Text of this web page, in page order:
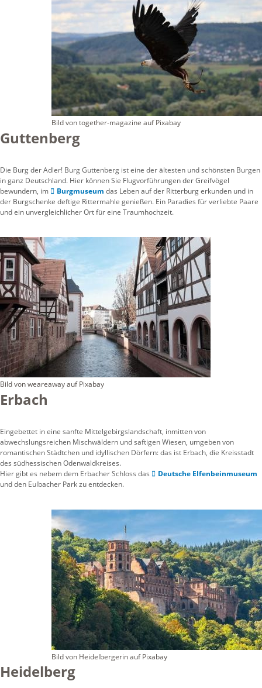
Bild von together-magazine auf Pixabay
Guttenberg
Die Burg der Adler! Burg Guttenberg ist eine der ältesten und schönsten Burgen
in ganz Deutschland. Hier können Sie Flugvorführungen der Greifvögel
bewundern, im
Burgmuseum das Leben auf der Ritterburg erkunden und in
der Burgschenke deftige Rittermahle genießen. Ein Paradies für verliebte Paare
und ein unvergleichlicher Ort für eine Traumhochzeit.
Bild von weareaway auf Pixabay
Erbach
Eingebettet in eine sanfte Mittelgebirgslandschaft, inmitten von
abwechslungsreichen Mischwäldern und saftigen Wiesen, umgeben von
romantischen Städtchen und idyllischen Dörfern: das ist Erbach, die Kreisstadt
des südhessischen Odenwaldkreises.
Hier gibt es nebem dem Erbacher Schloss das
Deutsche Elfenbeinmuseum
und den Eulbacher Park zu entdecken.
Bild von Heidelbergerin auf Pixabay
Heidelberg